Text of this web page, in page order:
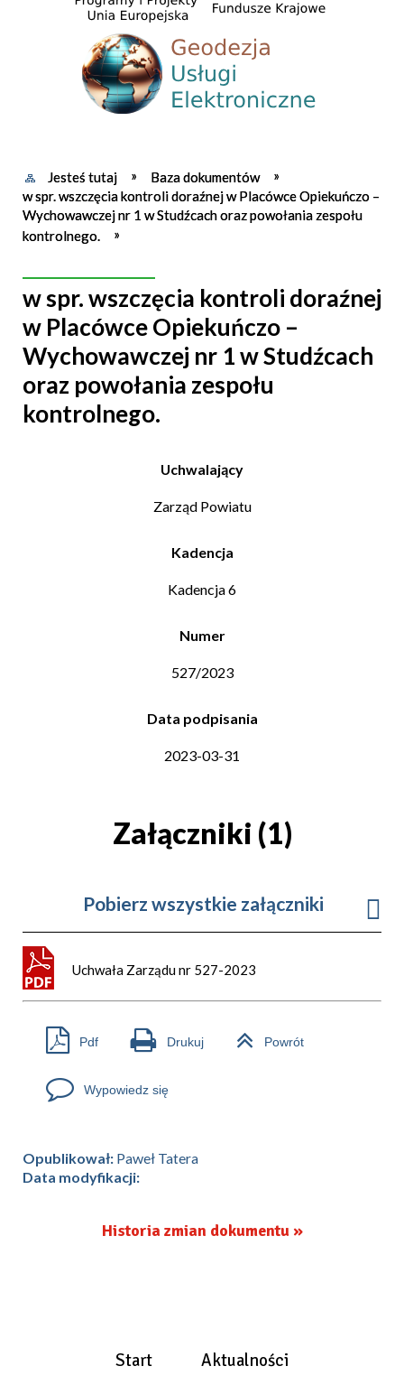
Jesteś tutaj
Baza dokumentów
w spr. wszczęcia kontroli doraźnej w Placówce Opiekuńczo –
Wychowawczej nr 1 w Studźcach oraz powołania zespołu
kontrolnego.
w spr. wszczęcia kontroli doraźnej
w Placówce Opiekuńczo –
Wychowawczej nr 1 w Studźcach
oraz powołania zespołu
kontrolnego.
Uchwalający
Zarząd Powiatu
Kadencja
Kadencja 6
Numer
527/2023
Data podpisania
2023-03-31
Załączniki (1)
Pobierz wszystkie załączniki
Uchwała Zarządu nr 527-2023
Pdf Drukuj Powrót
Wypowiedz się
Opublikował: Paweł Tatera
Data modyfikacji:
Historia zmian dokumentu »
Start Aktualności